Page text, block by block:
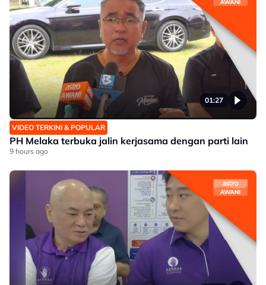
01:27
VIDEO TERKINI & POPULAR
PH Melaka terbuka jalin kerjasama dengan parti lain
9 hours ago